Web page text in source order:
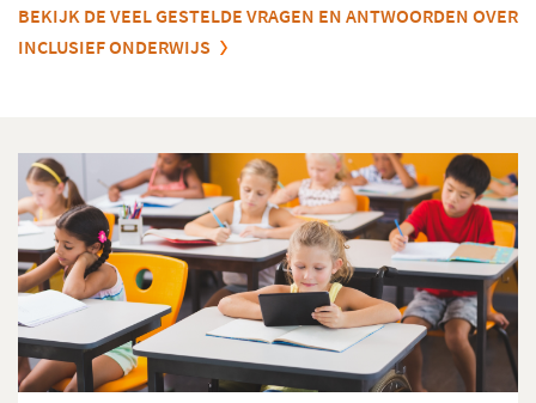
BEKIJK DE VEEL GESTELDE VRAGEN EN ANTWOORDEN OVER
INCLUSIEF ONDERWIJS